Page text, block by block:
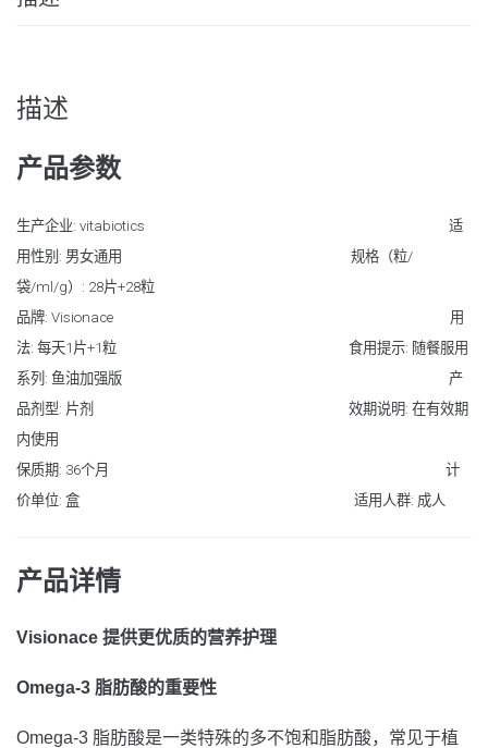
描述
产品参数
生产企业: vitabiotics 适
用性别: 男女通用 规格（粒/
袋/ml/g）: 28片+28粒
品牌: Visionace 用
法: 每天1片+1粒 食用提示: 随餐服用
系列: 鱼油加强版 产
品剂型: 片剂 效期说明: 在有效期
内使用
保质期: 36个月 计
价单位: 盒 适用人群: 成人
产品详情
Visionace 提供更优质的营养护理
Omega-3 脂肪酸的重要性
Omega-3 脂肪酸是一类特殊的多不饱和脂肪酸，常见于植